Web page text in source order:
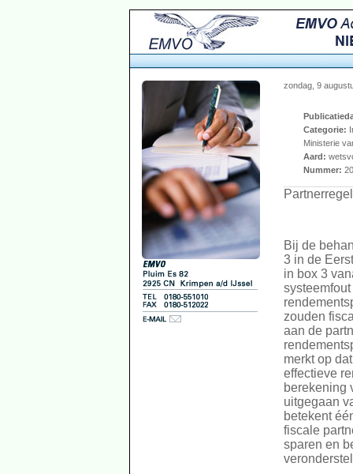
zondag, 9
Categorie:
Ministerie
Aard:
Nummer:
Bij de
3 in de
in box 3
zouden
aan de
merkt op
effectieve
berekening
uitgegaan
betekent
fiscale
sparen en